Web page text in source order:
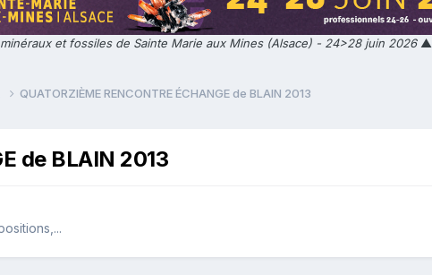
et fossiles de Sainte Marie aux Mines (Alsace) - 24>28 juin 2026▲
QUATORZIÈME RENCONTRE ÉCHANGE de BLAIN 2013
de BLAIN 2013